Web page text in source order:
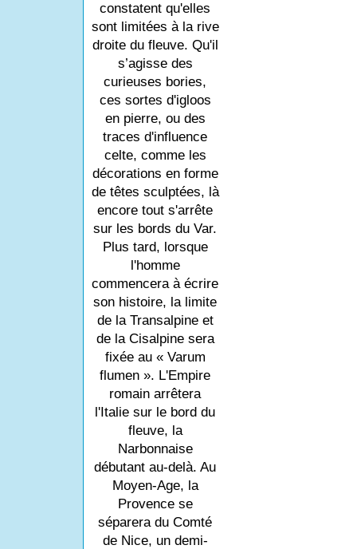
constatent qu'elles
sont limitées à la rive
droite du fleuve. Qu'il
s’agisse des
curieuses bories,
ces sortes d'igloos
en pierre, ou des
traces d'influence
celte, comme les
décorations en forme
de têtes sculptées, là
encore tout s'arrête
sur les bords du Var.
Plus tard, lorsque
l'homme
commencera à écrire
son histoire, la limite
de la Transalpine et
de la Cisalpine sera
fixée au « Varum
flumen ». L'Empire
romain arrêtera
l'Italie sur le bord du
fleuve, la
Narbonnaise
débutant au-delà. Au
Moyen-Age, la
Provence se
séparera du Comté
de Nice, un demi-